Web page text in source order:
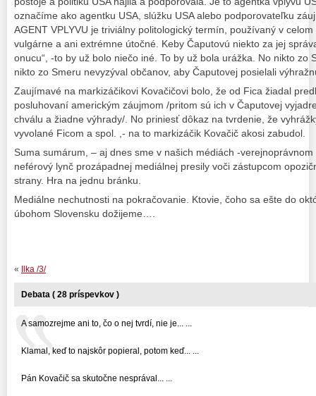
označíme ako agentku USA, slúžku USA alebo podporovateľku
AGENT VPLYVU je triviálny politologický termín, používaný v
vulgárne a ani extrémne útočné. Keby Čaputovú niekto za jej
onucu“, -to by už bolo niečo iné. To by už bola urážka. No nikto zo
nikto zo Smeru nevyzýval občanov, aby Čaputovej posielali
Zaujímavé na markizáčikovi Kovačičovi bolo, že od Fica žiadal
posluhovaní americkým záujmom /pritom sú ich v Čaputovej
chválu a žiadne výhrady/. No priniesť dôkaz na tvrdenie, že
vyvolané Ficom a spol. ,- na to markizáčik Kovačič akosi zabudol.
Suma sumárum, – aj dnes sme v našich médiách -
neférový lynč prozápadnej mediálnej presily voči zástupcom
strany. Hra na jednu bránku.
Mediálne nechutnosti na pokračovanie. Ktovie, čoho sa ešte do
úbohom Slovensku dožijeme….
« Ilka /3/
Debata ( 28 príspevkov )
A samozrejme ani to, čo o nej tvrdí, nie je... ...
Klamal, keď to najskôr popieral, potom keď... ...
Pán Kovačič sa skutočne nesprával... ...